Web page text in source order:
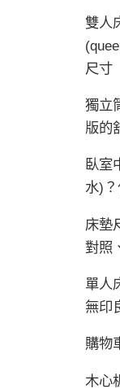
雙人
尺寸
獨立
版的
臥室
水)？
床墊
對照
單人
無印
購物
木心